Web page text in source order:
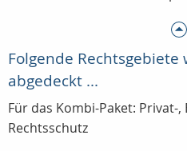
Folgende
abgedeckt ...
Für das Kombi-Paket: Privat-
Rechtsschutz